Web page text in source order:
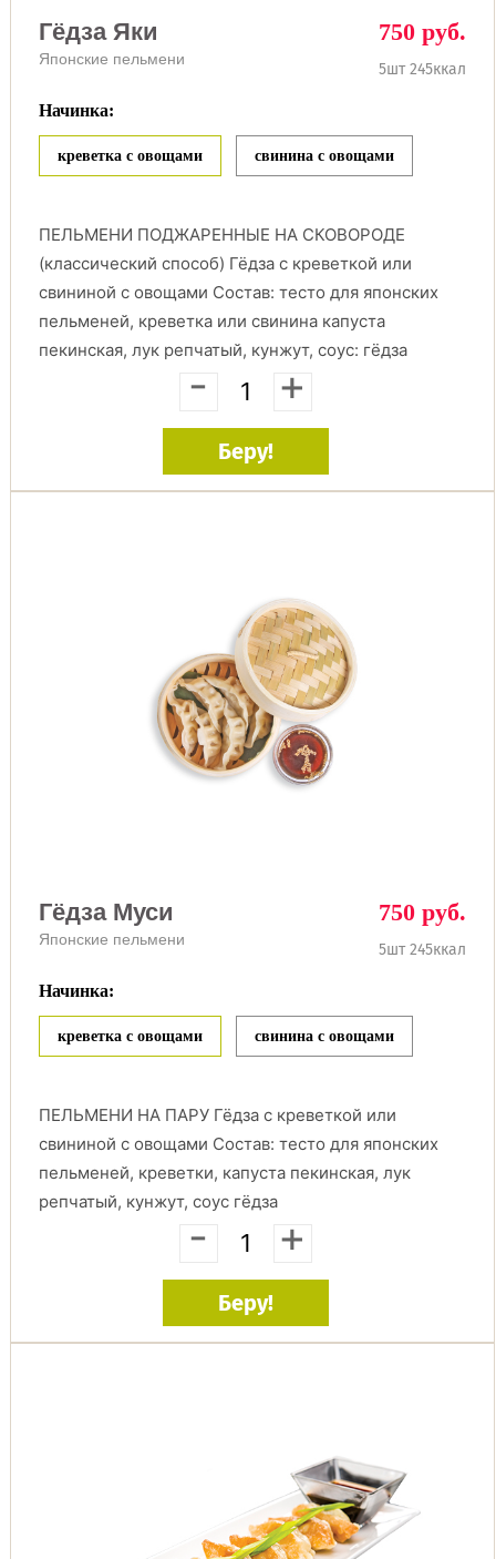
Гёдза Яки
Японские пельмени
750 руб.
5шт 245ккал
Начинка:
креветка с овощами свинина с овощами
ПЕЛЬМЕНИ ПОДЖАРЕННЫЕ НА СКОВОРОДЕ
(классический способ) Гёдза с креветкой или
свининой с овощами Состав: тесто для японских
пельменей, креветка или свинина капуста
пекинская, лук репчатый, кунжут, соус: гёдза
- +
Беру!
Гёдза Муси
Японские пельмени
750 руб.
5шт 245ккал
Начинка:
креветка с овощами свинина с овощами
ПЕЛЬМЕНИ НА ПАРУ Гёдза с креветкой или
свининой с овощами Состав: тесто для японских
пельменей, креветки, капуста пекинская, лук
репчатый, кунжут, соус гёдза
- +
Беру!